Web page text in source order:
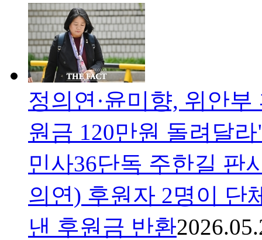
정의연·윤미향, 위안
원금 120만원 돌려달
민사36단독 주한길 판
의연) 후원자 2명이 단
낸 후원금 반환